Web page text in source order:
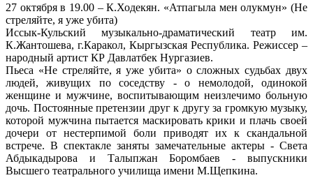
27 октября в 19.00 – К.Ходекян. «Атпагыла мен олукмун» (Не
стреляйте, я уже убита)
Иссык-Кульский музыкально-драматический театр им.
К.Жантошева, г.Каракол, Кыргызская Республика. Режиссер –
народный артист КР Давлатбек Нургазиев.
Пьеса «Не стреляйте, я уже убита» о сложных судьбах двух
людей, живущих по соседству - о немолодой, одинокой
женщине и мужчине, воспитывающим неизлечимо больную
дочь. Постоянные претензии друг к другу за громкую музыку,
которой мужчина пытается маскировать крики и плачь своей
дочери от нестерпимой боли приводят их к скандальной
встрече. В спектакле заняты замечательные актеры - Света
Абдыкадырова и Талыпжан Боромбаев - выпускники
Высшего театрального училища имени М.Щепкина.